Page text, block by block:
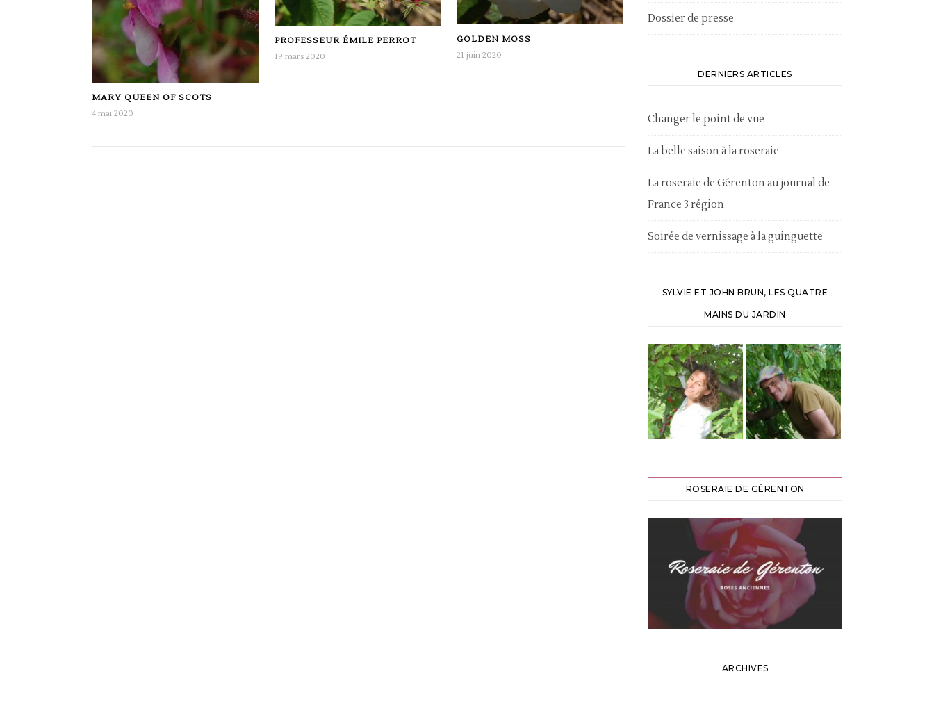
MARY QUEEN OF SCOTS
4 mai 2020
PROFESSEUR ÉMILE PERROT
19 mars 2020
GOLDEN MOSS
21 juin 2020
Dossier de presse
DERNIERS ARTICLES
Changer le point de vue
La belle saison à la roseraie
La roseraie de Gérenton au journal de
France 3 région
Soirée de vernissage à la guinguette
SYLVIE ET JOHN BRUN, LES QUATRE
MAINS DU JARDIN
ROSERAIE DE GÉRENTON
ARCHIVES